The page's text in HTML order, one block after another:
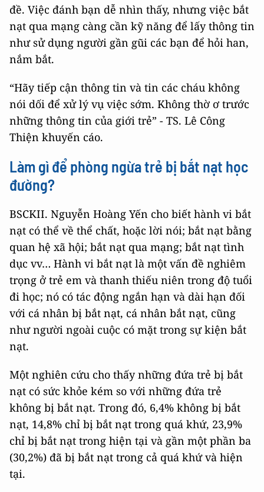
đề. Việc đánh bạn dễ nhìn thấy, nhưng việc bắt
nạt qua mạng càng cần kỹ năng để lấy thông tin
như sử dụng người gần gũi các bạn để hỏi han,
nắm bắt.
“Hãy tiếp cận thông tin và tin các cháu không
nói dối để xử lý vụ việc sớm. Không thờ ơ trước
những thông tin của giới trẻ” - TS. Lê Công
Thiện khuyến cáo.
Làm gì để phòng ngừa trẻ bị bắt nạt học
đường?
BSCKII. Nguyễn Hoàng Yến cho biết hành vi bắt
nạt có thể về thể chất, hoặc lời nói; bắt nạt bằng
quan hệ xã hội; bắt nạt qua mạng; bắt nạt tình
dục vv… Hành vi bắt nạt là một vấn đề nghiêm
trọng ở trẻ em và thanh thiếu niên trong độ tuổi
đi học; nó có tác động ngắn hạn và dài hạn đối
với cá nhân bị bắt nạt, cá nhân bắt nạt, cũng
như người ngoài cuộc có mặt trong sự kiện bắt
nạt.
Một nghiên cứu cho thấy những đứa trẻ bị bắt
nạt có sức khỏe kém so với những đứa trẻ
không bị bắt nạt. Trong đó, 6,4% không bị bắt
nạt, 14,8% chỉ bị bắt nạt trong quá khứ, 23,9%
chỉ bị bắt nạt trong hiện tại và gần một phần ba
(30,2%) đã bị bắt nạt trong cả quá khứ và hiện
tại.